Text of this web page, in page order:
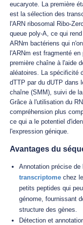
eucaryote. La première
est la sélection des
l'ARN ribosomal Ribo-
queue poly-A, ce qui
ARNm bactériens qui
l'ARNm est fragmenté
première chaîne à l'aide
aléatoires. La spécificité
dTTP par du dUTP dans
chaîne (SMM), suivi de
Grâce à l'utilisation du
compréhension plus
ce qui a le potentiel
l'expression génique.
Avantages du
Annotation précise
transcriptome chez
petits peptides qui
génome, fournissant
structure des gènes.
Détection et